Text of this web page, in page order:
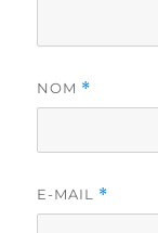
NOM *
E-MAIL *